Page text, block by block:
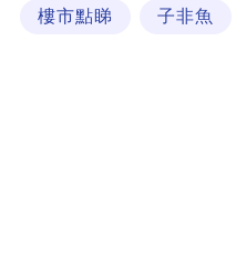
樓市點睇 子非魚